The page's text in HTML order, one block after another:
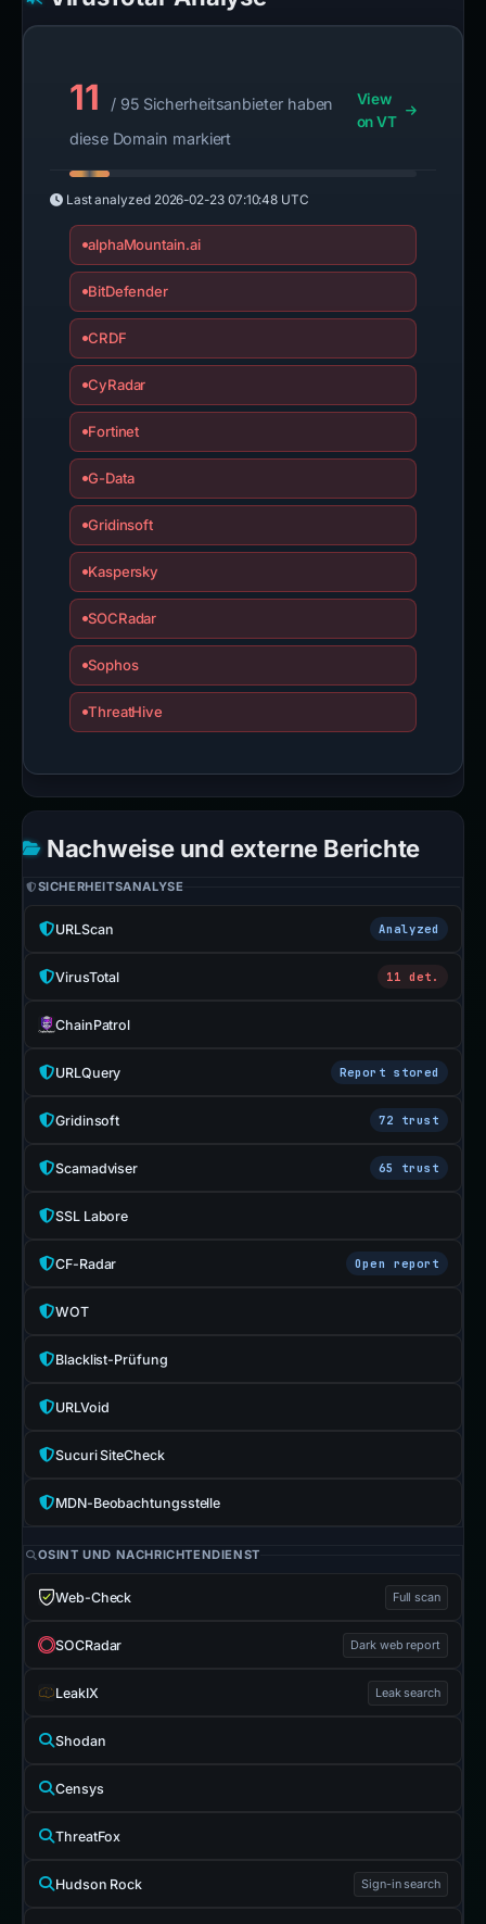
11
/ 95 Sicherheitsanbieter haben
diese Domain markiert
View
on VT
Last analyzed 2026-02-23 07:10:48 UTC
alphaMountain.ai
BitDefender
CRDF
CyRadar
Fortinet
G-Data
Gridinsoft
Kaspersky
SOCRadar
Sophos
ThreatHive
Nachweise und externe Berichte
SICHERHEITSANALYSE
URLScan Analyzed
VirusTotal 11 det.
ChainPatrol
URLQuery Report stored
Gridinsoft 72 trust
Scamadviser 65 trust
SSL Labore
CF-Radar Open report
WOT
Blacklist-Prüfung
URLVoid
Sucuri SiteCheck
MDN-Beobachtungsstelle
OSINT UND NACHRICHTENDIENST
Web-Check Full scan
SOCRadar Dark web report
LeakIX Leak search
Shodan
Censys
ThreatFox
Hudson Rock Sign-in search